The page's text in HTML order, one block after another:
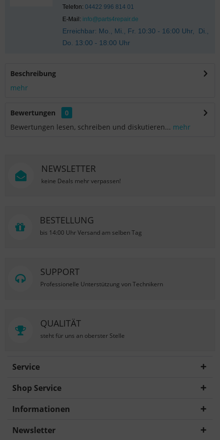
Telefon: 04422 996 814 01
E-Mail: info@parts4repair.de
Erreichbar: Mo., Mi., Fr. 10:30 - 16:00 Uhr, Di.,
Do. 13:00 - 18:00 Uhr
Beschreibung
mehr
Bewertungen
0
Bewertungen lesen, schreiben und diskutieren... mehr
NEWSLETTER
keine Deals mehr verpassen!
BESTELLUNG
bis 14:00 Uhr Versand am selben Tag
SUPPORT
Professionelle Unterstützung von Technikern
QUALITÄT
steht für uns an oberster Stelle
Service
Shop Service
Informationen
Newsletter